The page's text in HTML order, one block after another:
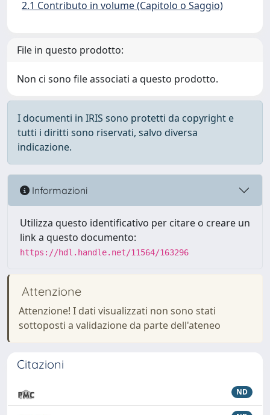
2.1 Contributo in volume (Capitolo o Saggio)
File in questo prodotto:
Non ci sono file associati a questo prodotto.
I documenti in IRIS sono protetti da copyright e
tutti i diritti sono riservati, salvo diversa
indicazione.
Informazioni
Utilizza questo identificativo per citare o creare un
link a questo documento:
https://hdl.handle.net/11564/163296
Attenzione
Attenzione! I dati visualizzati non sono stati
sottoposti a validazione da parte dell'ateneo
Citazioni
ND